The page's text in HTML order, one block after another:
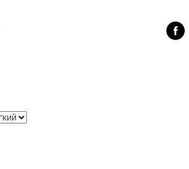
Luisse Beige